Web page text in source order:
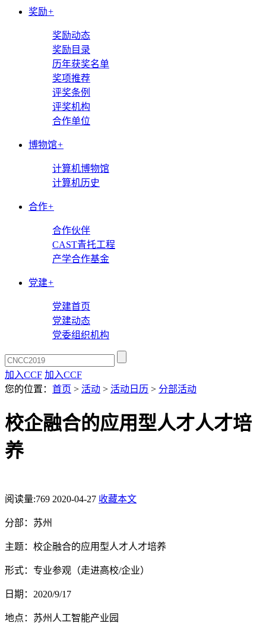
奖励+
奖励动态
奖励目录
历年获奖名单
奖项推荐
评奖条例
评奖机构
合作单位
博物馆+
计算机博物馆
计算机历史
合作+
合作伙伴
CAST青托工程
产学合作基金
党建+
党建首页
党建动态
党委组织机构
加入CCF 加入CCF
您的位置： 首页 > 活动 > 活动日历 > 分部活动
校企融合的应用型人才人才培
养
阅读量:769 2020-04-27 收藏本文
分部：苏州
主题：校企融合的应用型人才人才培养
形式：专业参观（走进高校/企业）
日期：2020/9/17
地点：苏州人工智能产业园